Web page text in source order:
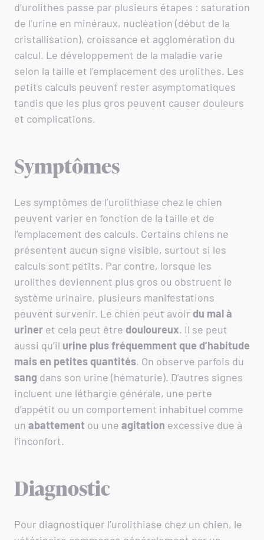
d’urolithes passe par plusieurs étapes : saturation
de l’urine en minéraux, nucléation (début de la
cristallisation), croissance et agglomération du
calcul. Le développement de la maladie varie
selon la taille et l’emplacement des urolithes. Les
petits calculs peuvent rester asymptomatiques
tandis que les plus gros peuvent causer douleurs
et complications.
Symptômes
Les symptômes de l’urolithiase chez le chien
peuvent varier en fonction de la taille et de
l’emplacement des calculs. Certains chiens ne
présentent aucun signe visible, surtout si les
calculs sont petits. Par contre, lorsque les
urolithes deviennent plus gros ou obstruent le
système urinaire, plusieurs manifestations
peuvent survenir. Le chien peut avoir du mal à
uriner et cela peut être douloureux. Il se peut
aussi qu’il urine plus fréquemment que d’habitude
mais en petites quantités. On observe parfois du
sang dans son urine (hématurie). D’autres signes
incluent une léthargie générale, une perte
d’appétit ou un comportement inhabituel comme
un abattement ou une agitation excessive due à
l’inconfort.
Diagnostic
Pour diagnostiquer l’urolithiase chez un chien, le